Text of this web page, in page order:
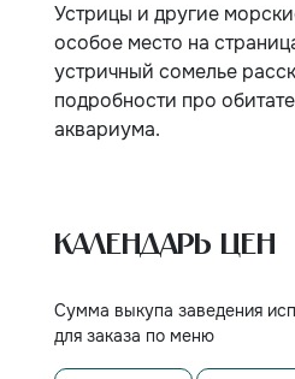
Устрицы и другие
особое место на
устричный сомелье
подробности про
аквариума.
Календарь цен
Сумма выкупа заведения
для заказа по меню